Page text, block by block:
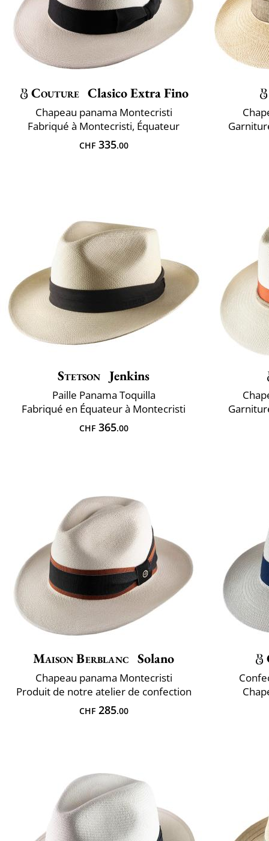
Couture Clasico Extra Fino
Chapeau panama Montecristi
Fabriqué à Montecristi, Équateur
CHF335.00
Stetson Jenkins
Paille Panama Toquilla
Fabriqué en Équateur à Montecristi
CHF365.00
Maison Berblanc Solano
Chapeau panama Montecristi
Produit de notre atelier de confection
CHF285.00